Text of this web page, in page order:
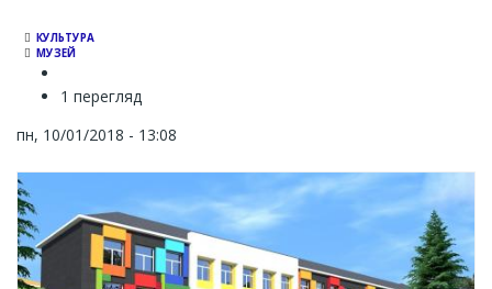
КУЛЬТУРА
МУЗЕЙ
1 перегляд
пн, 10/01/2018 - 13:08